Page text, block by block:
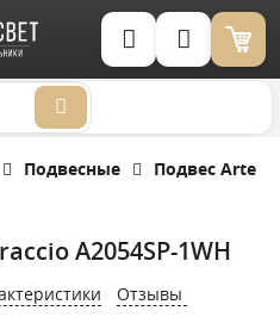
Корзина (0)
Подвесные
Подвес Arte
A2054SP-1WH
Отзывы